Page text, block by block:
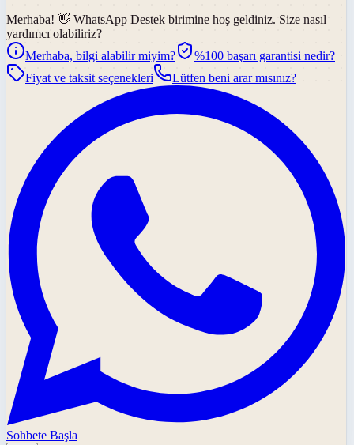
Merhaba! 👋 WhatsApp Destek birimine hoş geldiniz. Size nasıl
yardımcı olabiliriz?
Merhaba, bilgi alabilir miyim?
%100 başarı garantisi nedir?
Fiyat ve taksit seçenekleri
Lütfen beni arar mısınız?
Sohbete Başla